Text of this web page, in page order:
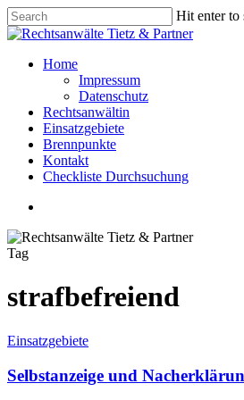
Skip
to
content
Hit enter to
Close
Menu
Home
Impressum
Datenschutz
Rechtsanwältin
Einsatzgebiete
Brennpunkte
Kontakt
Checkliste Durchsuchung
Tag
strafbefreiend
Selbstanzeige
Nacherklärung
Einsatzgebiete
Selbstanzeige und